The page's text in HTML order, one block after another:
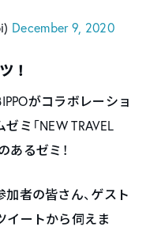
December 9, 2020
！
がコラボレーショ
ミ「NEW TRAVEL
あるゼミ！
者の皆さん、ゲスト
イートから伺えま